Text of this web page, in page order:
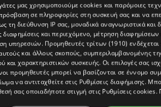
μας χρησιμοποιούμε cookies και παρόμοιες
σε πληροφορίες στη συσκευή σας και να
τη διεύθυνση IP σας, μοναδικά αναγνωριστικά και
διαφημίσεις και περιεχόμενο, μέτρηση
υπηρεσιών. Προμηθευτές τρίτων (1910)
και άλλους σκοπούς, συμπεριλαμβανομένης
και χαρακτηριστικών συσκευής. Οι επιλογές σας
προμηθευτές μπορεί να βασίζονται σε έννομο
να αντιταχθείτε στις Ρυθμίσεις διαφήμισης.
σας οποιαδήποτε στιγμή στις Ρυθμίσεις cookies.